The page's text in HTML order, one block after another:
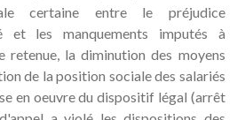
certaine entre le préjudice
et les manquements imputés à
retenue, la diminution des moyens
de la position sociale des salariés
en oeuvre du dispositif légal (arrêt